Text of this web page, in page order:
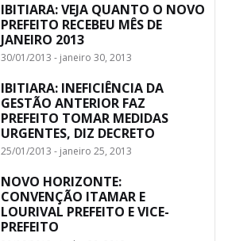
IBITIARA: VEJA QUANTO O NOVO
PREFEITO RECEBEU MÊS DE
JANEIRO 2013
30/01/2013 - janeiro 30, 2013
IBITIARA: INEFICIÊNCIA DA
GESTÃO ANTERIOR FAZ
PREFEITO TOMAR MEDIDAS
URGENTES, DIZ DECRETO
25/01/2013 - janeiro 25, 2013
NOVO HORIZONTE:
CONVENÇÃO ITAMAR E
LOURIVAL PREFEITO E VICE-
PREFEITO